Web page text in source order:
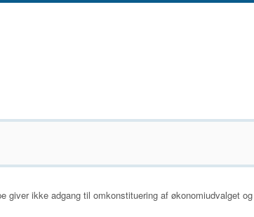
giver ikke adgang til omkonstituering af økonomiudvalget